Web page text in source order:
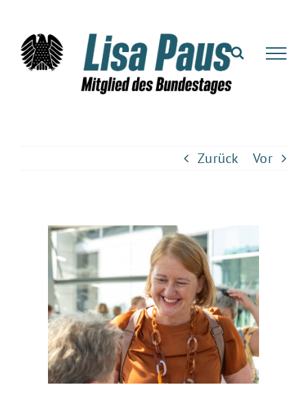
Inhalt
springen
Zurück Vor